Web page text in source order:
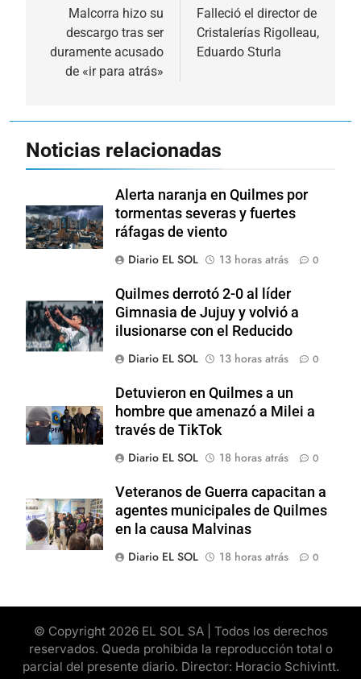
entradas
Malcorra hizo su
descargo tras ser
duramente acusado
de «ir para atrás»
Falleció el director de
Cristalerías Rigolleau,
Eduardo Sturla
Noticias relacionadas
Alerta naranja en Quilmes por
tormentas severas y fuertes
ráfagas de viento
Diario EL SOL
13 horas atrás 0
Quilmes derrotó 2-0 al líder
Gimnasia de Jujuy y volvió a
ilusionarse con el Reducido
Diario EL SOL
13 horas atrás 0
Detuvieron en Quilmes a un
hombre que amenazó a Milei a
través de TikTok
Diario EL SOL
18 horas atrás 0
Veteranos de Guerra capacitan a
agentes municipales de Quilmes
en la causa Malvinas
Diario EL SOL
18 horas atrás 0
© Copyright 2026 EL SOL SA | Todos los derechos
reservados. Queda prohibida la reproducción total o
parcial del presente diario. Director: Horacio Schivintt.